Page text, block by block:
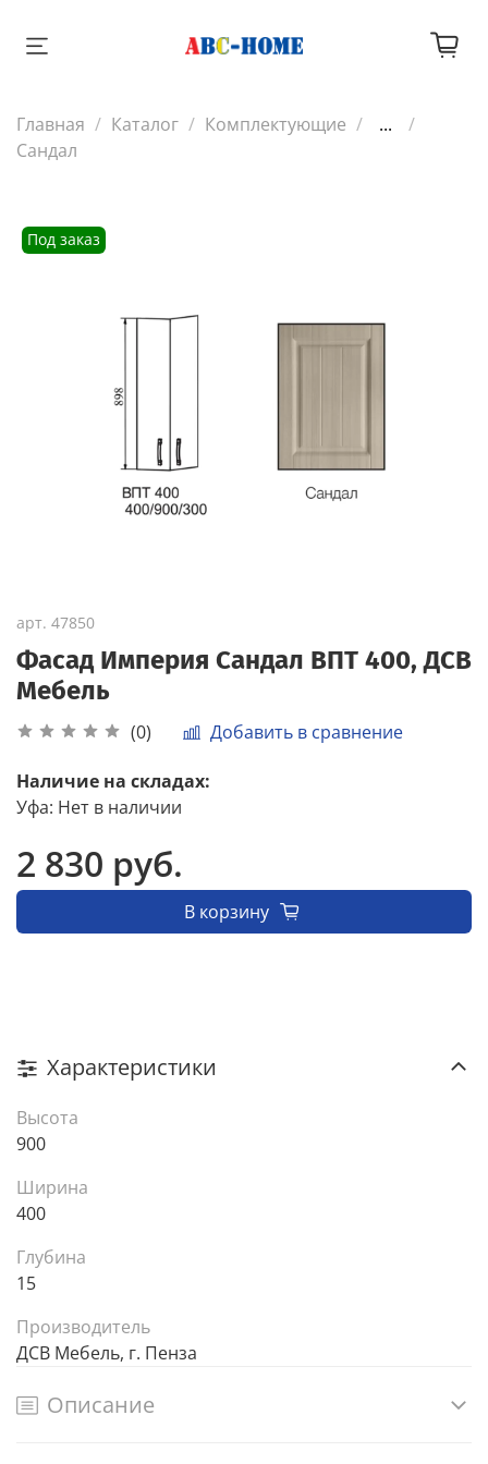
Главная Каталог Комплектующие
...
Сандал
Под заказ
арт. 47850
Фасад Империя Сандал ВПТ 400, ДСВ
Мебель
(0) Добавить в сравнение
Наличие на складах:
Уфа: Нет в наличии
2 830 руб.
В корзину
Характеристики
Высота
900
Ширина
400
Глубина
15
Производитель
ДСВ Мебель, г. Пенза
Описание